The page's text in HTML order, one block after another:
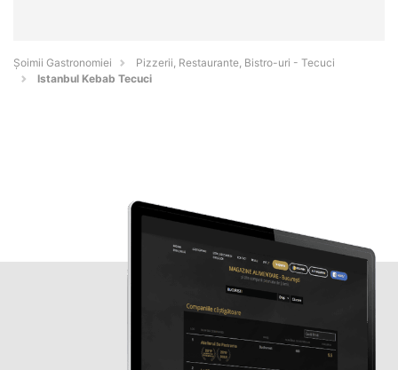
Șoimii Gastronomiei
Pizzerii, Restaurante, Bistro-uri - Tecuci
Istanbul Kebab Tecuci